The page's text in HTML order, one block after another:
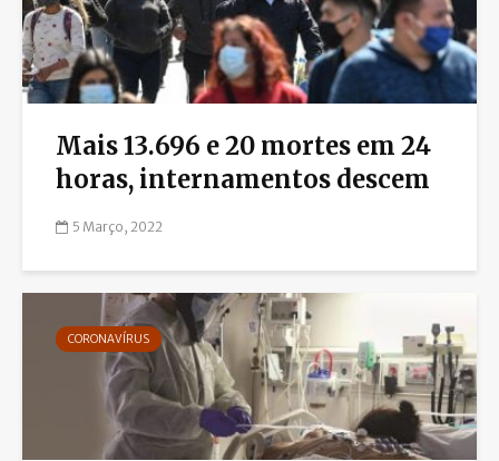
Mais 13.696 e 20 mortes em 24
horas, internamentos descem
5 Março, 2022
CORONAVÍRUS